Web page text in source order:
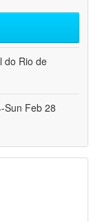
do Rio de
Sun Feb 28